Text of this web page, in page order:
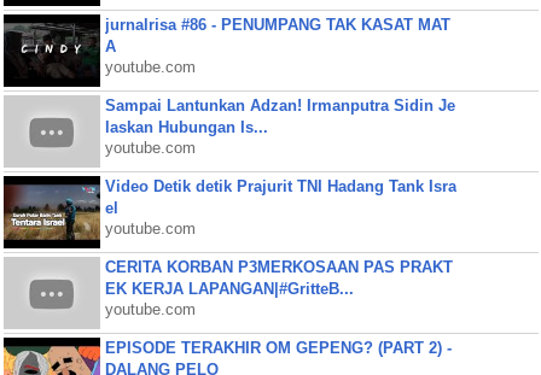
jurnalrisa #86 - PENUMPANG TAK KASAT MAT
A
youtube.com
Sampai Lantunkan Adzan! Irmanputra Sidin Je
laskan Hubungan Is...
youtube.com
Video Detik detik Prajurit TNI Hadang Tank Isra
el
youtube.com
CERITA KORBAN P3MERKOSAAN PAS PRAKT
EK KERJA LAPANGAN|#GritteB...
youtube.com
EPISODE TERAKHIR OM GEPENG? (PART 2) -
DALANG PELO